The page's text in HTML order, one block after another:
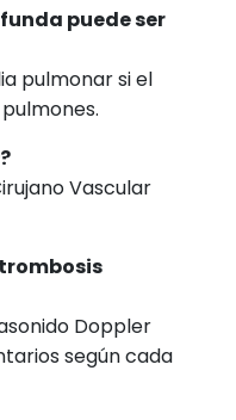
puede ser
pulmonar si el
Vascular
Doppler
según cada